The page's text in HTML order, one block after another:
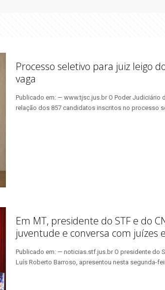
Processo seletivo para juiz leigo
vaga
Publicado em: — www.tjsc.jus.br O Poder Judiciário
relação dos 857 candidatos inscritos no processo
Em MT, presidente do STF e do
juventude e conversa com juízes
Publicado em: — noticias.stf.jus.br O presidente do
Luís Roberto Barroso, apresentou nesta segunda-